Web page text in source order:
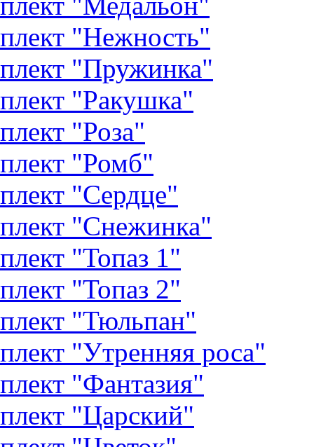
"Нежность"
"Пружинка"
"Ракушка"
"Роза"
"Ромб"
"Сердце"
"Снежинка"
"Топаз 1"
"Топаз 2"
"Тюльпан"
"Утренняя роса"
"Фантазия"
"Царский"